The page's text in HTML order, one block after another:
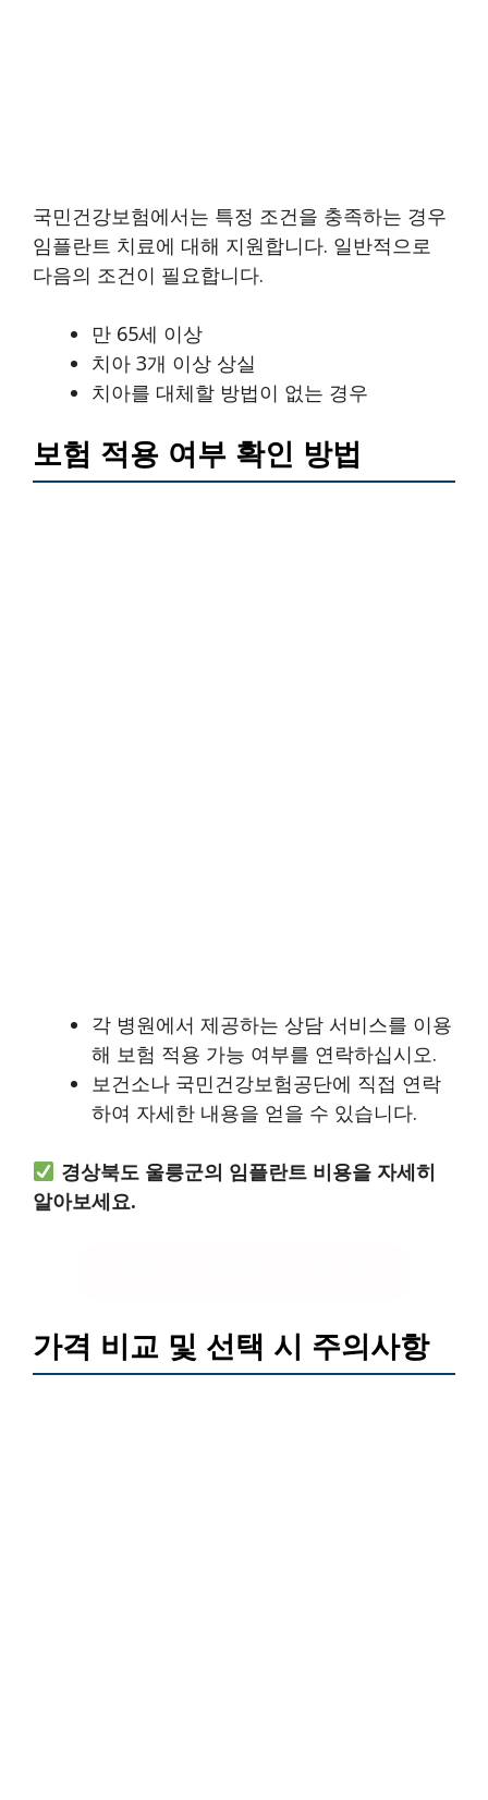
국민건강보험에서는 특정 조건을 충족하는 경우
임플란트 치료에 대해 지원합니다. 일반적으로
다음의 조건이 필요합니다.
만 65세 이상
치아 3개 이상 상실
치아를 대체할 방법이 없는 경우
보험 적용 여부 확인 방법
각 병원에서 제공하는 상담 서비스를 이용
해 보험 적용 가능 여부를 연락하십시오.
보건소나 국민건강보험공단에 직접 연락
하여 자세한 내용을 얻을 수 있습니다.
경상북도 울릉군의 임플란트 비용을 자세히
알아보세요.
가격 비교 및 선택 시 주의사항